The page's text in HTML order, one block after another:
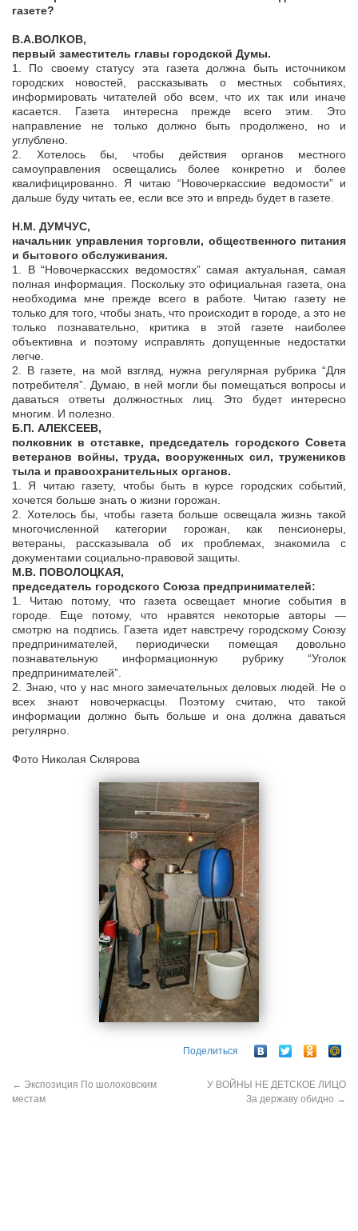
газете?
В.А.ВОЛКОВ,
первый заместитель главы городской Думы.
1. По своему статусу эта газета должна быть источником
городских новостей, рассказывать о местных событиях,
информировать читателей обо всем, что их так или иначе
касается. Газета интересна прежде всего этим. Это
направление не только должно быть продолжено, но и
углублено.
2. Хотелось бы, чтобы действия органов местного
самоуправления освещались более конкретно и более
квалифицированно. Я читаю “Новочеркасские ведомости” и
дальше буду читать ее, если все это и впредь будет в газете.
Н.М. ДУМЧУС,
начальник управления торговли, общественного питания
и бытового обслуживания.
1. В “Новочеркасских ведомостях” самая актуальная, самая
полная информация. Поскольку это официальная газета, она
необходима мне прежде всего в работе. Читаю газету не
только для того, чтобы знать, что происходит в городе, а это не
только познавательно, критика в этой газете наиболее
объективна и поэтому исправлять допущенные недостатки
легче.
2. В газете, на мой взгляд, нужна регулярная рубрика “Для
потребителя”. Думаю, в ней могли бы помещаться вопросы и
даваться ответы должностных лиц. Это будет интересно
многим. И полезно.
Б.П. АЛЕКСЕЕВ,
полковник в отставке, председатель городского Совета
ветеранов войны, труда, вооруженных сил, тружеников
тыла и правоохранительных органов.
1. Я читаю газету, чтобы быть в курсе городских событий,
хочется больше знать о жизни горожан.
2. Хотелось бы, чтобы газета больше освещала жизнь такой
многочисленной категории горожан, как пенсионеры,
ветераны, рассказывала об их проблемах, знакомила с
документами социально-правовой защиты.
М.В. ПОВОЛОЦКАЯ,
председатель городского Союза предпринимателей:
1. Читаю потому, что газета освещает многие события в
городе. Еще потому, что нравятся некоторые авторы —
смотрю на подпись. Газета идет навстречу городскому Союзу
предпринимателей, периодически помещая довольно
познавательную информационную рубрику “Уголок
предпринимателей”.
2. Знаю, что у нас много замечательных деловых людей. Не о
всех знают новочеркасцы. Поэтому считаю, что такой
информации должно быть больше и она должна даваться
регулярно.
Фото Николая Склярова
Поделиться
← Экспозиция По шолоховским
местам
У ВОЙНЫ НЕ ДЕТСКОЕ ЛИЦО
За державу обидно →